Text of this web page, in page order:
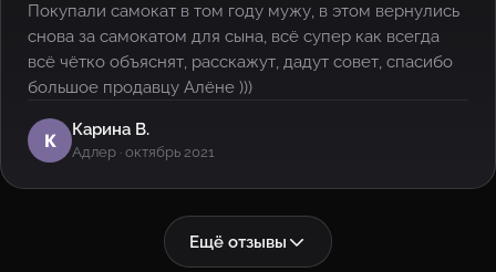
Покупали самокат в том году мужу, в этом вернулись
снова за самокатом для сына, всё супер как всегда
всё чётко объяснят, расскажут, дадут совет, спасибо
большое продавцу Алёне )))
К Карина В.
Адлер · октябрь 2021
Ещё отзывы